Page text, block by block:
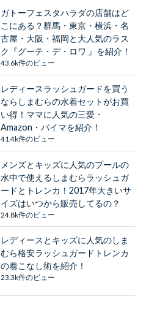
ガトーフェスタハラダの店舗はど
こにある？群馬・東京・横浜・名
古屋・大阪・福岡と大人気のラス
ク『グーテ・デ・ロワ 』を紹介！
43.6k件のビュー
レディースラッシュガードを買う
ならしまむらの水着セットがお買
い得！ママに人気の三愛・
Amazon・バイマを紹介！
41.4k件のビュー
メンズとキッズに人気のプールの
水中で使えるしまむらラッシュガ
ードとトレンカ！2017年大きいサ
イズはいつから販売してるの？
24.8k件のビュー
レディースとキッズに人気のしま
むら格安ラッシュガードトレンカ
の着こなし術を紹介！
23.3k件のビュー